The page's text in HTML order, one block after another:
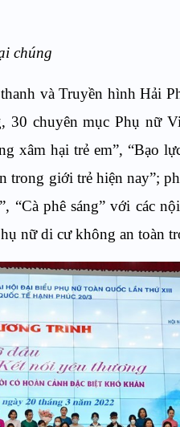
chúng
vàTruyền hình Hải
chuyên mục Phụ nữ
xâm hại trẻ em”, “Bạo
giới trẻ hiện nay”;
“Cà phê sáng” với các
nữ di cư không an toàn